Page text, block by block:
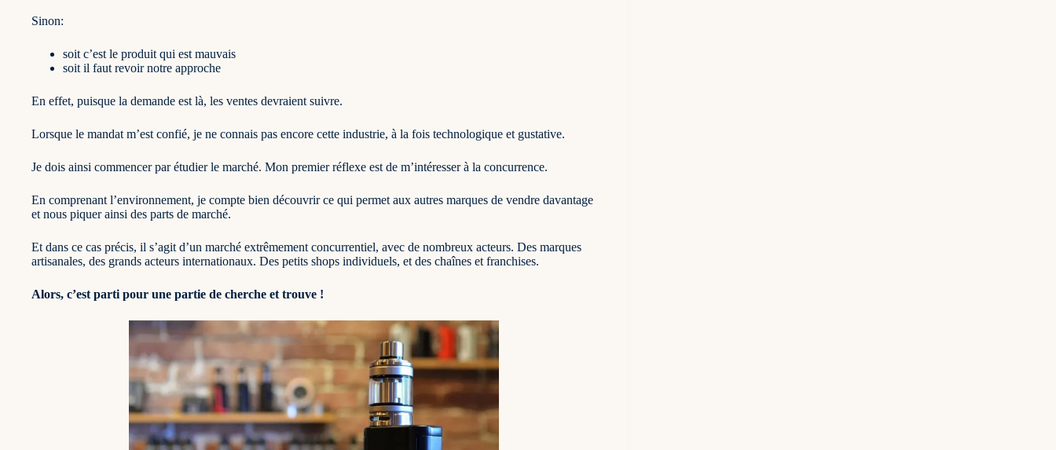
Sinon:
soit c’est le produit qui est mauvais
soit il faut revoir notre approche
En effet, puisque la demande est là, les ventes devraient suivre.
Lorsque le mandat m’est confié, je ne connais pas encore cette industrie, à la fois technologique et gustative.
Je dois ainsi commencer par étudier le marché. Mon premier réflexe est de m’intéresser à la concurrence.
En comprenant l’environnement, je compte bien découvrir ce qui permet aux autres marques de vendre davantage
et nous piquer ainsi des parts de marché.
Et dans ce cas précis, il s’agit d’un marché extrêmement concurrentiel, avec de nombreux acteurs. Des marques
artisanales, des grands acteurs internationaux. Des petits shops individuels, et des chaînes et franchises.
Alors, c’est parti pour une partie de cherche et trouve !